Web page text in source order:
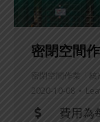
密閉空間
密閉空間作業「
2020-10-08
費用為